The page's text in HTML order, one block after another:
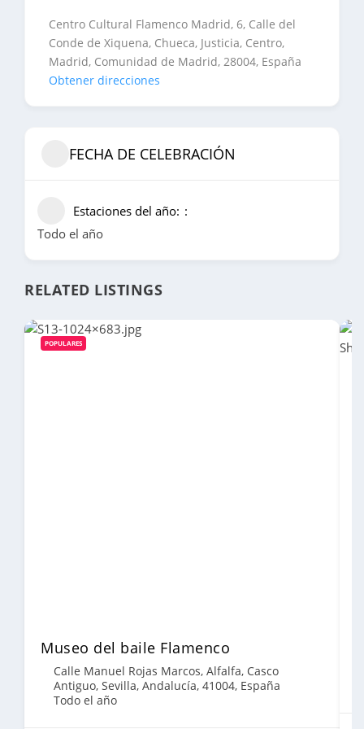
Centro Cultural Flamenco Madrid, 6, Calle del
Conde de Xiquena, Chueca, Justicia, Centro,
Madrid, Comunidad de Madrid, 28004, España
Obtener direcciones
FECHA DE CELEBRACIÓN
Estaciones del año:
Todo el año
RELATED LISTINGS
POPULARES
Museo del baile Flamenco
Calle Manuel Rojas Marcos, Alfalfa, Casco
Antiguo, Sevilla, Andalucía, 41004, España
Todo el año